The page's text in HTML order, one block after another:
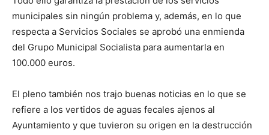
municipales sin ningún problema y, además, en lo que
respecta a Servicios Sociales se aprobó una enmienda
del Grupo Municipal Socialista para aumentarla en
100.000 euros.
El pleno también nos trajo buenas noticias en lo que se
refiere a los vertidos de aguas fecales ajenos al
Ayuntamiento y que tuvieron su origen en la destrucción